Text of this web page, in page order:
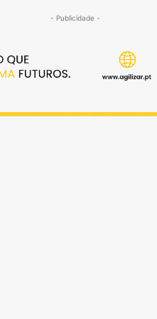
- Publicidade -